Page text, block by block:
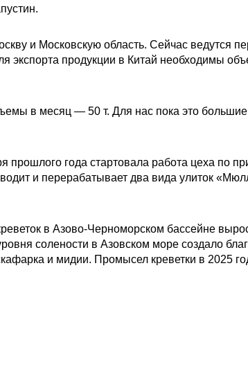
и Московскую область. Сейчас ведутся
экспорта продукции в Китай необходимы
в месяц — 50 т. Для нас пока это
года стартовала работа цеха по
и перерабатывает два вида улиток
в Азово-Черноморском бассейне
солености в Азовском море создало
и мидии. Промысел креветки в 2025